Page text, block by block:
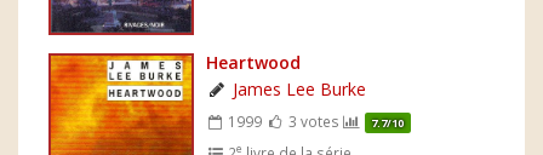
Heartwood
James Lee Burke
1999 3 votes 7.7/10
e